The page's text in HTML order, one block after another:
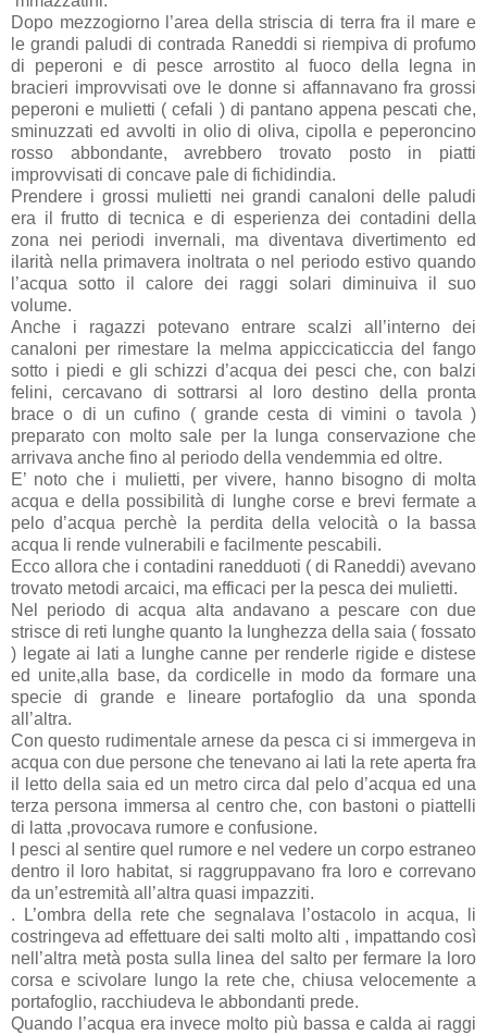
Dopo mezzogiorno l’area della striscia di terra fra il mare e
le grandi paludi di contrada Raneddi si riempiva di profumo
di peperoni e di pesce arrostito al fuoco della legna in
bracieri improvvisati ove le donne si affannavano fra grossi
peperoni e mulietti ( cefali ) di pantano appena pescati che,
sminuzzati ed avvolti in olio di oliva, cipolla e peperoncino
rosso abbondante, avrebbero trovato posto in piatti
improvvisati di concave pale di fichidindia.
Prendere i grossi mulietti nei grandi canaloni delle paludi
era il frutto di tecnica e di esperienza dei contadini della
zona nei periodi invernali, ma diventava divertimento ed
ilarità nella primavera inoltrata o nel periodo estivo quando
l’acqua sotto il calore dei raggi solari diminuiva il suo
volume.
Anche i ragazzi potevano entrare scalzi all’interno dei
canaloni per rimestare la melma appiccicaticcia del fango
sotto i piedi e gli schizzi d’acqua dei pesci che, con balzi
felini, cercavano di sottrarsi al loro destino della pronta
brace o di un cufino ( grande cesta di vimini o tavola )
preparato con molto sale per la lunga conservazione che
arrivava anche fino al periodo della vendemmia ed oltre.
E’ noto che i mulietti, per vivere, hanno bisogno di molta
acqua e della possibilità di lunghe corse e brevi fermate a
pelo d’acqua perchè la perdita della velocità o la bassa
acqua li rende vulnerabili e facilmente pescabili.
Ecco allora che i contadini ranedduoti ( di Raneddi) avevano
trovato metodi arcaici, ma efficaci per la pesca dei mulietti.
Nel periodo di acqua alta andavano a pescare con due
strisce di reti lunghe quanto la lunghezza della saia ( fossato
) legate ai lati a lunghe canne per renderle rigide e distese
ed unite,alla base, da cordicelle in modo da formare una
specie di grande e lineare portafoglio da una sponda
all’altra.
Con questo rudimentale arnese da pesca ci si immergeva in
acqua con due persone che tenevano ai lati la rete aperta fra
il letto della saia ed un metro circa dal pelo d’acqua ed una
terza persona immersa al centro che, con bastoni o piattelli
di latta ,provocava rumore e confusione.
I pesci al sentire quel rumore e nel vedere un corpo estraneo
dentro il loro habitat, si raggruppavano fra loro e correvano
da un’estremità all’altra quasi impazziti.
. L’ombra della rete che segnalava l’ostacolo in acqua, li
costringeva ad effettuare dei salti molto alti , impattando così
nell’altra metà posta sulla linea del salto per fermare la loro
corsa e scivolare lungo la rete che, chiusa velocemente a
portafoglio, racchiudeva le abbondanti prede.
Quando l’acqua era invece molto più bassa e calda ai raggi